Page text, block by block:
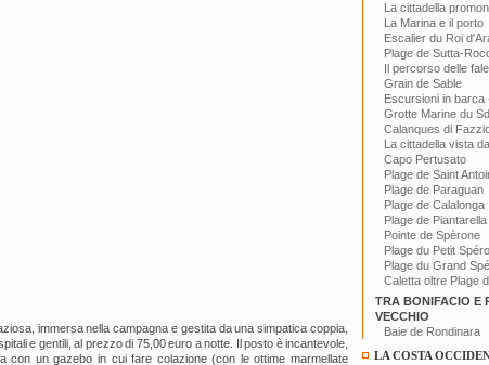
immersa nella campagna e gestita da una simpatica coppia,
e gentili, al prezzo di 75,00 euro a notte. Il posto è incantevole,
con un gazebo in cui fare colazione (con le ottime marmellate
La cittadella
La Marina e il porto
Escalier du Roi
Plage de Sutta-
Il percorso delle
Grain de Sable
Escursioni in barca
Grotte Marine du
Calanques di
La cittadella vista
Capo Pertusato
Plage de Saint
Plage de Paraguan
Plage de Calalonga
Plage de Piantarella
Pointe de Spèrone
Plage du Petit
Plage du Grand
Caletta oltre Plage
TRA BONIFACIO E
VECCHIO
Baie de Rondinara
LA COSTA